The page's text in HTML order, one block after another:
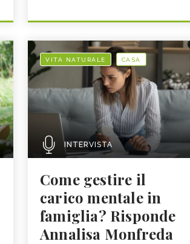
VITA NATURALE CASA
INTERVISTA
Come gestire il
carico mentale in
famiglia? Risponde
Annalisa Monfreda